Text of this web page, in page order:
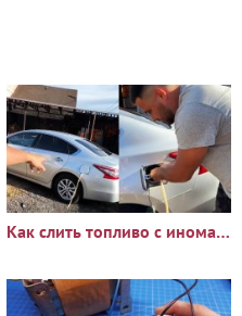
Как слить топливо с иномарки через горловину бака